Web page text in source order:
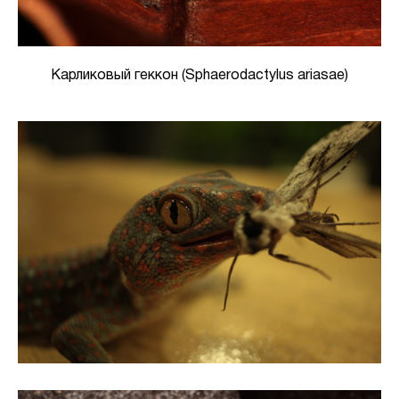
Карликовый геккон (Sphaerodactylus ariasae)